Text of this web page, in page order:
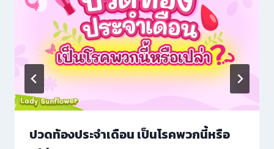
ปวดท้องประจำเดือน เป็นโรคพวกนี้หรือ